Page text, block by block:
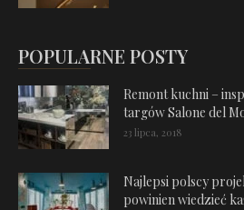
POPULARNE POSTY
Remont kuchni –
targów Salone del
23 lipca, 2018
Najlepsi polscy
powinien wiedzieć